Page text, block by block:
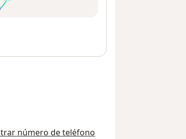
número de teléfono